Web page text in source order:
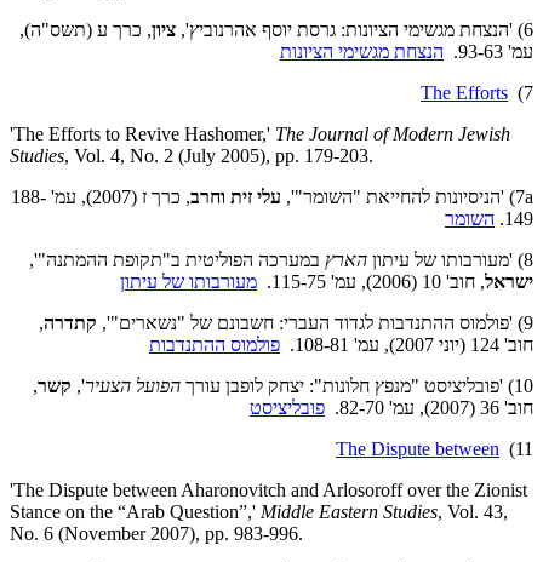
6) 'הנצחת מגשימי הציונות: גרסת יוסף אהרנוביץ',
ציון, כרך ע (תשס"ה),
עמ' 93-63.
הנצחת מגשימי הציונות
7)
The Efforts
'The Efforts to Revive Hashomer,' The Journal of Modern Jewish
Studies, Vol. 4, No. 2 (July 2005), pp. 179-203.
7a) 'הניסיונות להחייאת "השומר"',
עלי זית וחרב
, כרך ז (2007), עמ' 188-
149. השומר
8) 'מעורבותו של עיתון
הארץ במערכה הפוליטית ב"תקופת ההמתנה"',
ישראל, חוב' 10 (2006), עמ' 115-75.
מעורבותו של עיתון
9) 'פולמוס ההתנדבות לגדוד העברי: חשבונם של "נשארים"',
קתדרה,
חוב' 124 (יוני 2007), עמ' 108-81.
פולמוס ההתנדבות
10) 'פובליציסט "מנפץ חלונות": יצחק לופבן עורך
הפועל הצעיר', קשר,
חוב' 36 (2007), עמ' 82-70.
פובליציסט
11)
The Dispute between
'The Dispute between Aharonovitch and Arlosoroff over the Zionist
Stance on the “Arab Question”,' Middle Eastern Studies, Vol. 43,
No. 6 (November 2007), pp. 983-996.